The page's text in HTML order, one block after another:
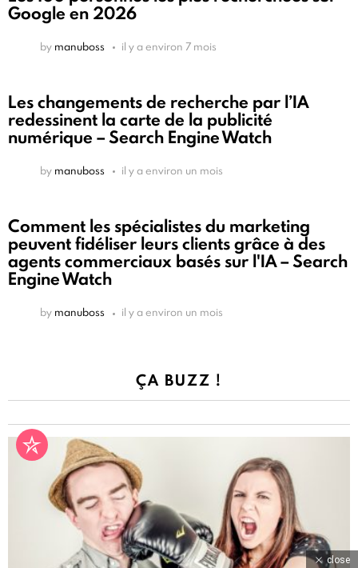
Google en 2026
by manuboss il y a environ 7 mois
Les changements de recherche par l’IA
redessinent la carte de la publicité
numérique – Search Engine Watch
by manuboss il y a environ un mois
Comment les spécialistes du marketing
peuvent fidéliser leurs clients grâce à des
agents commerciaux basés sur l'IA – Search
Engine Watch
by manuboss il y a environ un mois
ÇA BUZZ !
close